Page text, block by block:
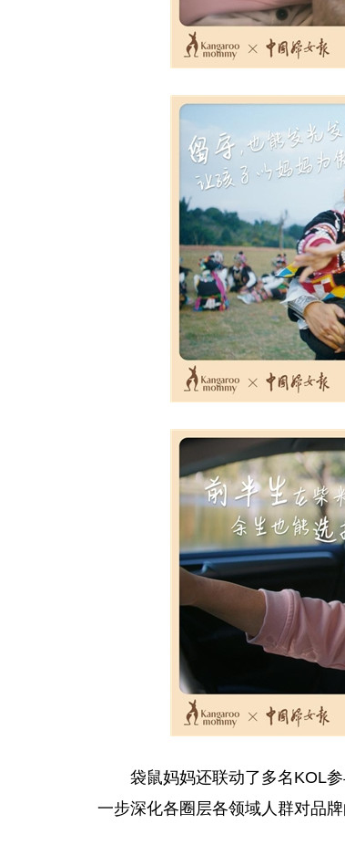
袋鼠妈妈还联动了多名KOL
一步深化各圈层各领域人群对品牌